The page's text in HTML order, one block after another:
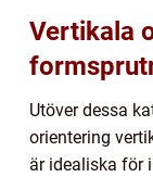
Vertikala
Utöver dessa
orientering
är idealiska för